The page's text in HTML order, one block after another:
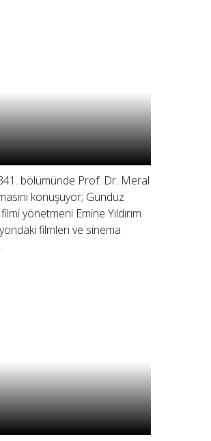
bölümünde Prof. Dr. Meral
konuşuyor; Gündüz
yönetmeni Emine Yıldırım
filmleri ve sinema